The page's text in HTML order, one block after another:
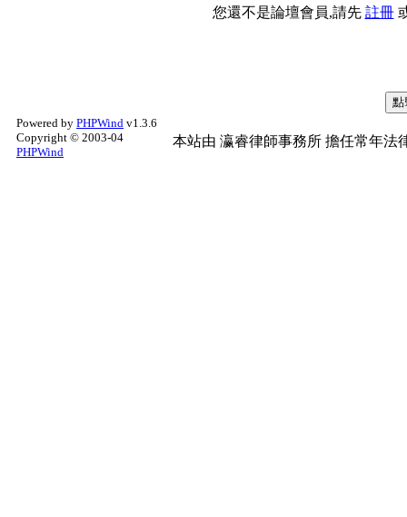
您還不是論壇會員,請先 註冊
Powered by PHPWind v1.3.6
Copyright © 2003-04
PHPWind
本站由 瀛睿律師事務所 擔任常年法